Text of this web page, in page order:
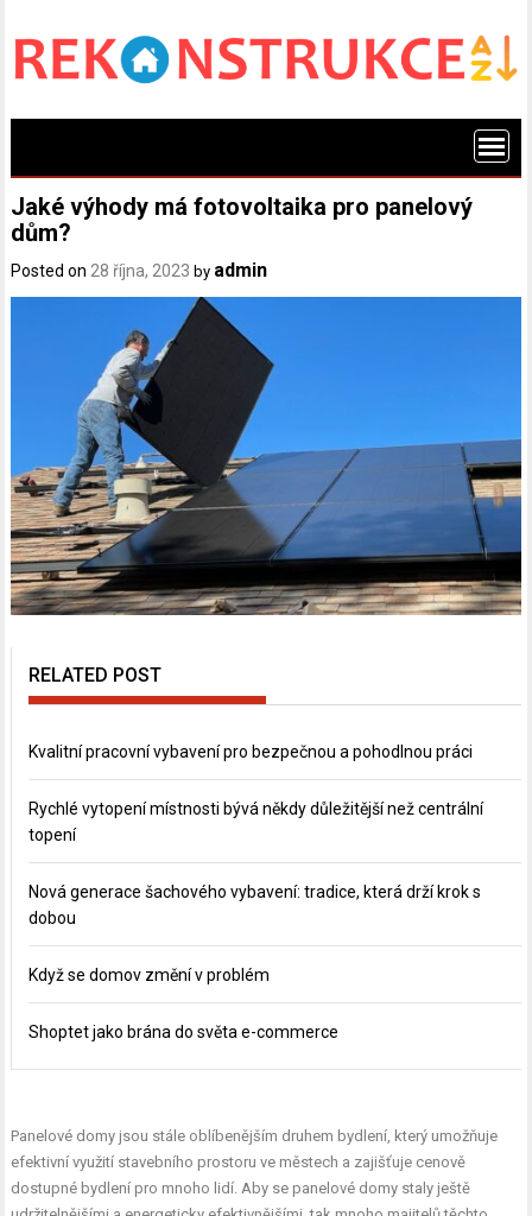
content
Jaké výhody má fotovoltaika pro panelový
dům?
Posted on28 října, 2023 by admin
RELATED POST
Kvalitní pracovní vybavení pro bezpečnou a pohodlnou práci
Rychlé vytopení místnosti bývá někdy důležitější než centrální
topení
Nová generace šachového vybavení: tradice, která drží krok s
dobou
Když se domov změní v problém
Shoptet jako brána do světa e-commerce
Panelové domy jsou stále oblíbenějším druhem bydlení, který umožňuje
efektivní využití stavebního prostoru ve městech a zajišťuje cenově
dostupné bydlení pro mnoho lidí. Aby se panelové domy staly ještě